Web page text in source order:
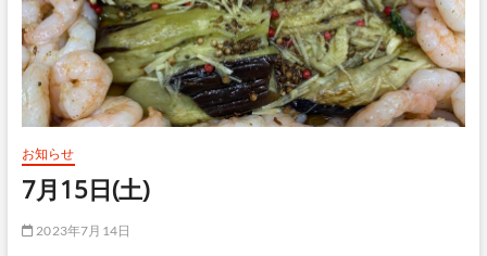
お知らせ
7月15日(土)
2023年7月14日